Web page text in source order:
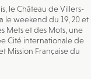
le Château de Villers-
le weekend du 19, 20 et
Mets et des Mots, une
Cité internationale de
Mission Française du